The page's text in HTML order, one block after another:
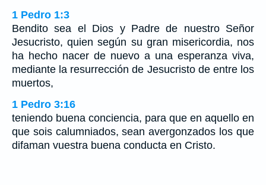
1 Pedro 1:3
Bendito sea el Dios y Padre de nuestro Señor
Jesucristo, quien según su gran misericordia, nos
ha hecho nacer de nuevo a una esperanza viva,
mediante la resurrección de Jesucristo de entre los
muertos,
1 Pedro 3:16
teniendo buena conciencia, para que en aquello en
que sois calumniados, sean avergonzados los que
difaman vuestra buena conducta en Cristo.